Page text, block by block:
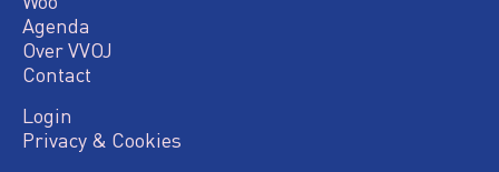
Agenda
Over VVOJ
Contact
Login
Privacy & Cookies